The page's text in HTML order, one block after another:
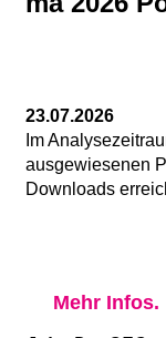
23.07.2026
Im
ausgewiesenen
Downloads
Mehr Infos.